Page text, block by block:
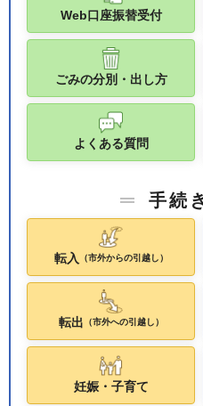
Web口座振替受付
ごみの分別・出し方
よくある質問
手続
転入 （市外からの引越し）
転出 （市外への引越し）
妊娠・子育て